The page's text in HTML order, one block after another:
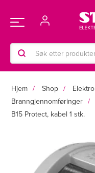
rett
innholdet
Main
Menu
Products
search
Hjem Shop Elektro
Branngjennomføringer
B15 Protect, kabel 1 stk.